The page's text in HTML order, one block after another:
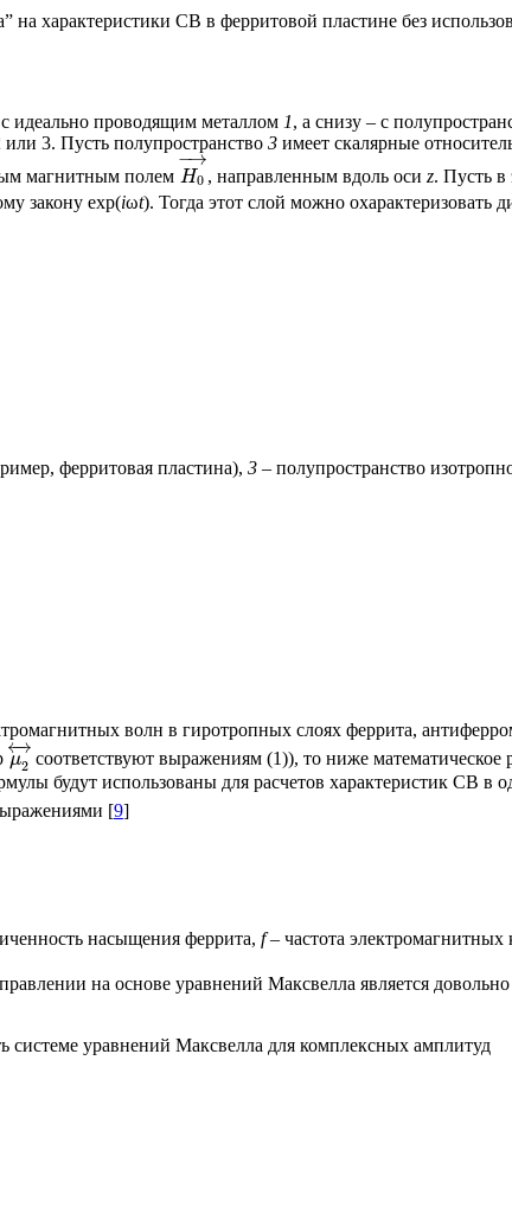
на характеристики СВ в ферритовой пластине без
идеально проводящим металлом 1, а снизу – с
или 3. Пусть полупространство 3 имеет скалярные
магнитным полем H0
−→
, направленным вдоль оси z. Пусть в
закону exp(iωt). Тогда этот слой можно охарактеризовать
ферритовая пластина), 3 – полупространство
волн в гиротропных слоях феррита,
μ2
←
→ соответствуют выражениям (1)), то ниже математическое
будут использованы для расчетов характеристик СВ в
[9]
насыщения феррита, f– частота электромагнитных
на основе уравнений Максвелла является
системе уравнений Максвелла для комплексных амплитуд